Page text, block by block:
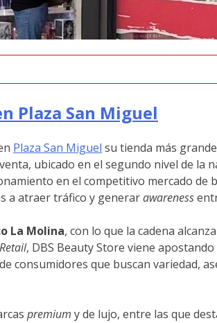
Plaza San Miguel
Plaza San Miguel su tienda más
ubicado en el segundo nivel de la
en el competitivo mercado de
a atraer tráfico y generarawareness
La Molina, con lo que la cadena
, DBS Beauty Store viene
que buscan variedad,
premium y de lujo, entre las que